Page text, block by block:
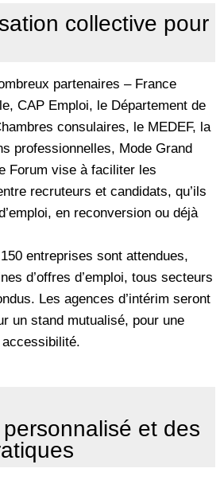
collective pour
partenaires – France
CAP Emploi, le Département de
consulaires, le MEDEF, la
professionnelles, Mode Grand
Forum vise à faciliter les
recruteurs et candidats, qu’ils
en reconversion ou déjà
entreprises sont attendues,
d’offres d’emploi, tous secteurs
Les agences d’intérim seront
un stand mutualisé, pour une
et des